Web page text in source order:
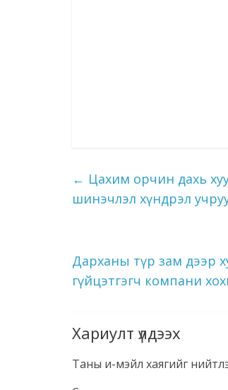
← Цахим орчин дахь
шинэчлэл хүндрэл
Дарханы түр зам дээр
гүйцэтгэгч компани
Хариулт үлдээх
Таны и-мэйл хаягийг